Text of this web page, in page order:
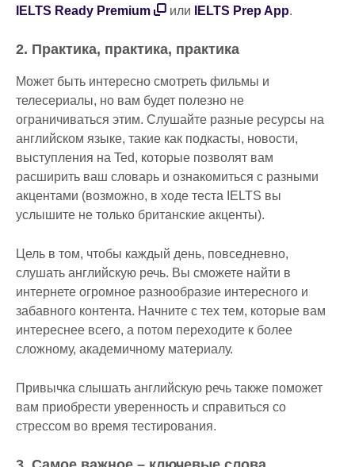
IELTS Ready Premium
или IELTS Prep App.
2. Практика, практика, практика
Может быть интересно смотреть фильмы и
телесериалы, но вам будет полезно не
ограничиваться этим. Слушайте разные ресурсы на
английском языке, такие как подкасты, новости,
выступления на Ted, которые позволят вам
расширить ваш словарь и ознакомиться с разными
акцентами (возможно, в ходе теста IELTS вы
услышите не только британские акценты).
Цель в том, чтобы каждый день, повседневно,
слушать английскую речь. Вы сможете найти в
интернете огромное разнообразие интересного и
забавного контента. Начните с тех тем, которые вам
интереснее всего, а потом переходите к более
сложному, академичному материалу.
Привычка слышать английскую речь также поможет
вам приобрести уверенность и справиться со
стрессом во время тестирования.